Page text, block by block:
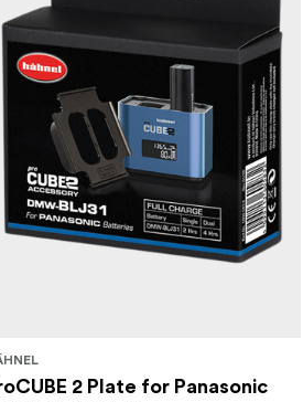
2 Plate for Panasonic